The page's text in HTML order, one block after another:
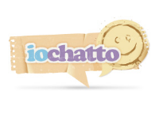
contenuto